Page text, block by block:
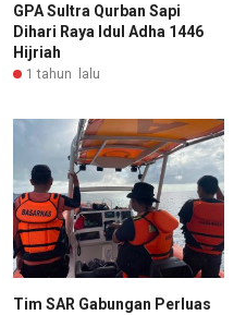
GPA Sultra Qurban Sapi
Dihari Raya Idul Adha 1446
Hijriah
1 tahun lalu
Tim SAR Gabungan Perluas